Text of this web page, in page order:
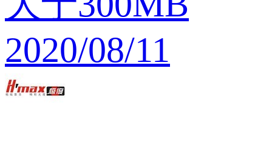
2020/08/11